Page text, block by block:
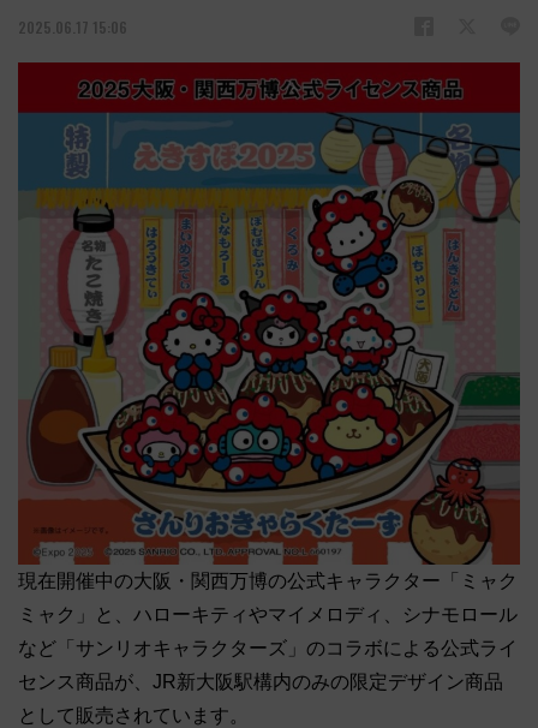
2025.06.17 15:06
現在開催中の大阪・関西万博の公式キャラクター「ミャク
ミャク」と、ハローキティやマイメロディ、シナモロール
など「サンリオキャラクターズ」のコラボによる公式ライ
センス商品が、JR新大阪駅構内のみの限定デザイン商品
として販売されています。